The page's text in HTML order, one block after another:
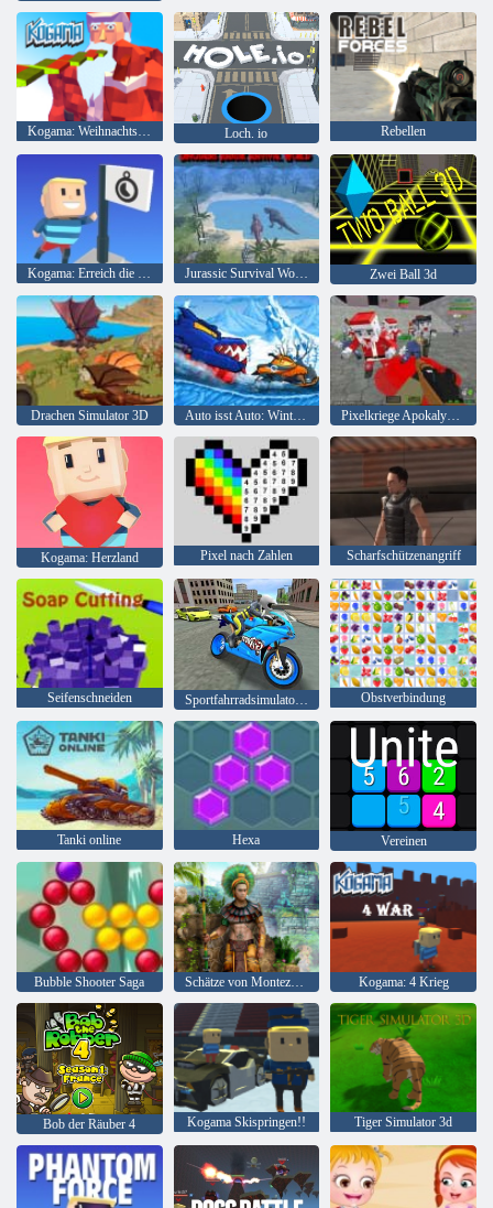
Kogama: Weihnachtsparkour Loch. io Rebellen
Kogama: Erreich die Flagge Jurassic Survival World der Dinosaurier Zwei Ball 3d
Drachen Simulator 3D Auto isst Auto: Winterabenteuer Pixelkriege Apokalypse Zombie
Kogama: Herzland Pixel nach Zahlen Scharfschützenangriff
Seifenschneiden Sportfahrradsimulator Drift 3d Obstverbindung
Tanki online Hexa Vereinen
Bubble Shooter Saga Schätze von Montezuma 2 Kogama: 4 Krieg
Bob der Räuber 4 Kogama Skispringen!! Tiger Simulator 3d